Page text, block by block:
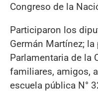
Congreso de la
Participaron los
Germán Martínez;
Parlamentaria de la
familiares, amigos,
escuela pública N°